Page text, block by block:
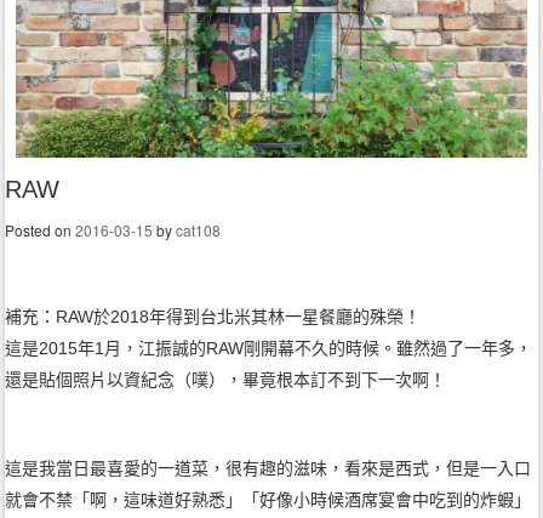
RAW
Posted on2016-03-15 bycat108
補充：RAW於2018年得到台北米其林一星餐廳的殊榮！
這是2015年1月，江振誠的RAW剛開幕不久的時候。雖然過了一年多，
還是貼個照片以資紀念（噗），畢竟根本訂不到下一次啊！
這是我當日最喜愛的一道菜，很有趣的滋味，看來是西式，但是一入口
就會不禁「啊，這味道好熟悉」「好像小時候酒席宴會中吃到的炸蝦」